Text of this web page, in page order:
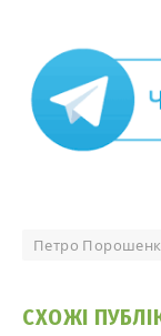
Петро
СХОЖІ